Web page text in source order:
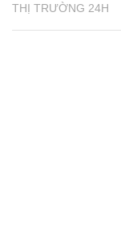
THỊ TRƯỜNG 24H